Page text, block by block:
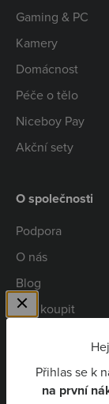
Přihlas se k
na první
Gaming & PC
Kamery
Domácnost
Péče o tělo
Niceboy Pay
Akční sety
O společnosti
Podpora
O nás
Blog
Kde koupit
Niceboy Pay